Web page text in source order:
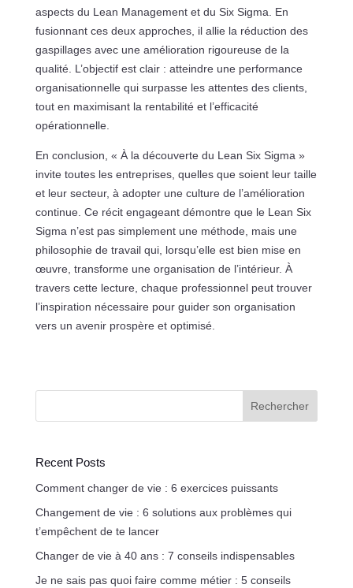
aspects du Lean Management et du Six Sigma. En
fusionnant ces deux approches, il allie la réduction des
gaspillages avec une amélioration rigoureuse de la
qualité. L’objectif est clair : atteindre une performance
organisationnelle qui surpasse les attentes des clients,
tout en maximisant la rentabilité et l’efficacité
opérationnelle.
En conclusion, « À la découverte du Lean Six Sigma »
invite toutes les entreprises, quelles que soient leur taille
et leur secteur, à adopter une culture de l’amélioration
continue. Ce récit engageant démontre que le Lean Six
Sigma n’est pas simplement une méthode, mais une
philosophie de travail qui, lorsqu’elle est bien mise en
œuvre, transforme une organisation de l’intérieur. À
travers cette lecture, chaque professionnel peut trouver
l’inspiration nécessaire pour guider son organisation
vers un avenir prospère et optimisé.
Rechercher
Recent Posts
Comment changer de vie : 6 exercices puissants
Changement de vie : 6 solutions aux problèmes qui
t’empêchent de te lancer
Changer de vie à 40 ans : 7 conseils indispensables
Je ne sais pas quoi faire comme métier : 5 conseils